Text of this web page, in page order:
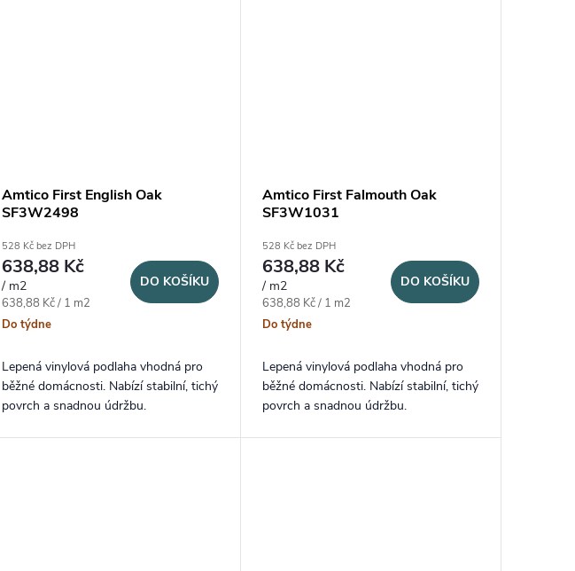
Amtico First English Oak
SF3W2498
528 Kč bez DPH
638,88 Kč
/ m2
Měrná cena:
638,88 Kč / 1 m2
Do týdne
DO KOŠÍKU
Lepená vinylová podlaha vhodná pro
běžné domácnosti. Nabízí stabilní, tichý
povrch a snadnou údržbu.
Amtico First Falmouth Oak
SF3W1031
528 Kč bez DPH
638,88 Kč
/ m2
Měrná cena:
638,88 Kč / 1 m2
Do týdne
DO KOŠÍKU
Lepená vinylová podlaha vhodná pro
běžné domácnosti. Nabízí stabilní, tichý
povrch a snadnou údržbu.